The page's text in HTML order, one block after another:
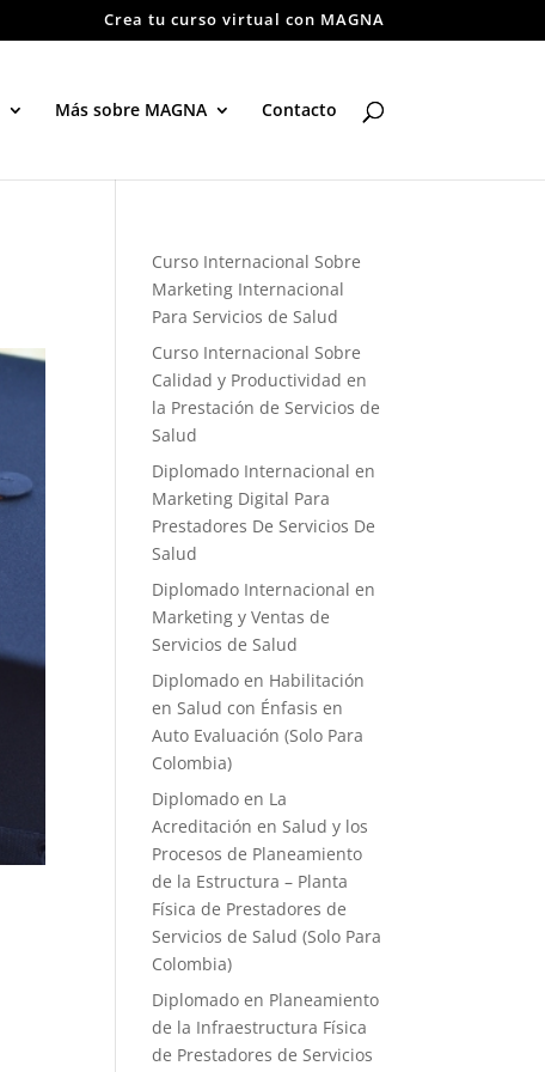
Crea tu curso virtual con MAGNA
Más sobre MAGNA Contacto
Curso Internacional Sobre
Marketing Internacional
Para Servicios de Salud
Curso Internacional Sobre
Calidad y Productividad en
la Prestación de Servicios de
Salud
Diplomado Internacional en
Marketing Digital Para
Prestadores De Servicios De
Salud
Diplomado Internacional en
Marketing y Ventas de
Servicios de Salud
Diplomado en Habilitación
en Salud con Énfasis en
Auto Evaluación ​(Solo Para
Colombia)
Diplomado en La
Acreditación en Salud y los
Procesos de Planeamiento
de la Estructura – Planta
Física de Prestadores de
Servicios de Salud (Solo Para
Colombia)
Diplomado en Planeamiento
de la Infraestructura Física
de Prestadores de Servicios